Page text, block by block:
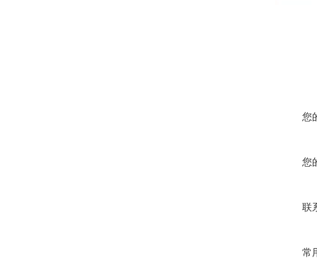
您
您
联
常